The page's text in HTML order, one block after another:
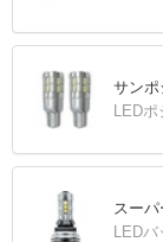
サンポ
LED
スー
LED